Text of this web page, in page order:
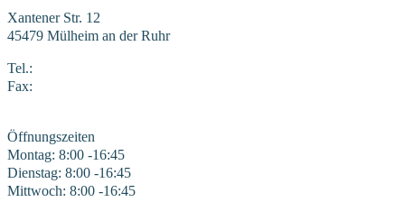
Xantener Str. 12
45479 Mülheim an der Ruhr
Tel.:
Fax:
Öffnungszeiten
Montag: 8:00 -16:45
Dienstag: 8:00 -16:45
Mittwoch: 8:00 -16:45